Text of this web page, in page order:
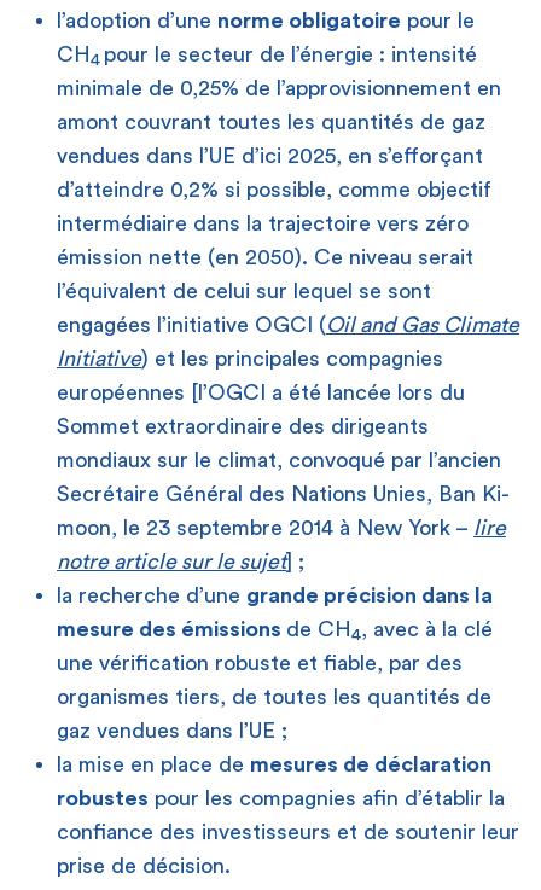
l’adoption d’une norme obligatoire pour le
CH 4 pour le secteur de l’énergie : intensité
minimale de 0,25% de l’approvisionnement en
amont couvrant toutes les quantités de gaz
vendues dans l’UE d’ici 2025, en s’efforçant
d’atteindre 0,2% si possible, comme objectif
intermédiaire dans la trajectoire vers zéro
émission nette (en 2050). Ce niveau serait
l’équivalent de celui sur lequel se sont
engagées l’initiative OGCI (Oil and Gas Climate
Initiative) et les principales compagnies
européennes [l’OGCI a été lancée lors du
Sommet extraordinaire des dirigeants
mondiaux sur le climat, convoqué par l’ancien
Secrétaire Général des Nations Unies, Ban Ki-
moon, le 23 septembre 2014 à New York – lire
notre article sur le sujet] ;
la recherche d’une grande précision dans la
mesure des émissions de CH 4
, avec à la clé
une vérification robuste et fiable, par des
organismes tiers, de toutes les quantités de
gaz vendues dans l’UE ;
la mise en place de mesures de déclaration
robustes pour les compagnies afin d’établir la
confiance des investisseurs et de soutenir leur
prise de décision.